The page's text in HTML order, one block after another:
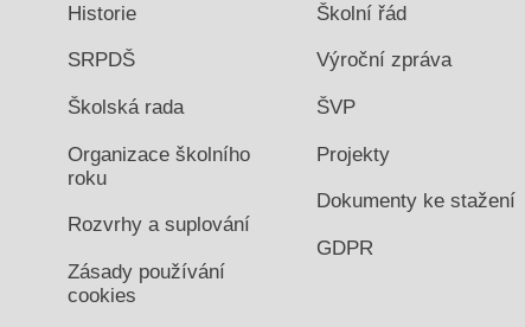
Historie
SRPDŠ
Školská rada
Organizace školního
roku
Rozvrhy a suplování
Zásady používání
cookies
Školní řád
Výroční zpráva
ŠVP
Projekty
Dokumenty ke stažení
GDPR